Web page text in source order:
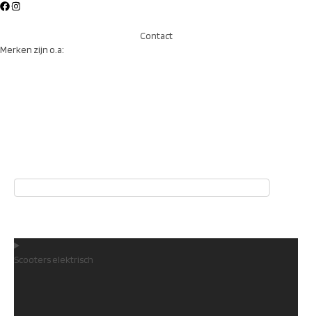
Merken zijn o.a:
Contact
Scooters elektrisch